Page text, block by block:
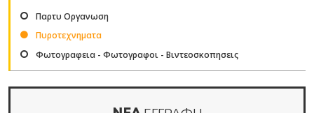
Παρτυ Οργανωση
Πυροτεχνηματα
Φωτογραφεια - Φωτογραφοι - Βιντεοσκοπησεις